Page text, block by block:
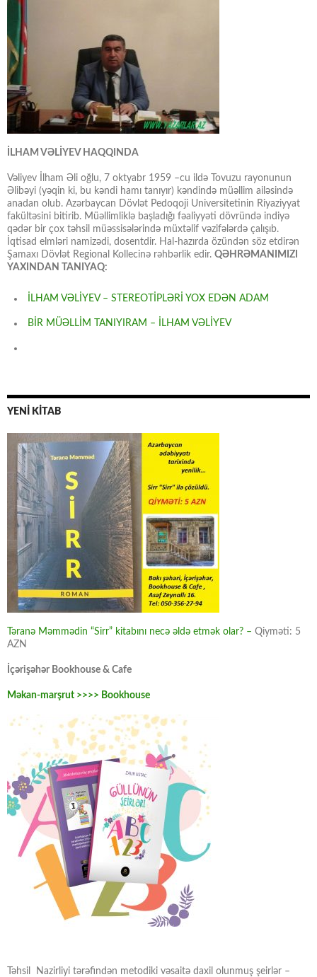
İLHAM VƏLİYEV HAQQINDA
Vəliyev İlham Əli oğlu, 7 oktyabr 1959 –cu ildə Tovuzu rayonunun
Əlibəyi (yəqin ki, bu kəndi hamı tanıyır) kəndində müəllim ailəsində
anadan olub. Azərbaycan Dövlət Pedoqoji Universitetinin Riyaziyyat
fakültəsini bitirib. Müəllimliklə başladığı fəaliyyəti dövründə indiyə
qədər bir çox təhsil müəssisələrində müxtəlif vəzifələrdə çalışıb.
İqtisad elmləri namizədi, dosentdir. Hal-hazırda özündən söz etdirən
Şamaxı Dövlət Regional Kollecinə rəhbərlik edir. QƏHRƏMANIMIZI
YAXINDAN TANIYAQ:
İLHAM VƏLİYEV – STEREOTİPLƏRİ YOX EDƏN ADAM
BİR MÜƏLLİM TANIYIRAM – İLHAM VƏLİYEV
YENİ KİTAB
Təranə Məmmədin “Sirr” kitabını necə əldə etmək olar? – Qiyməti: 5
AZN
İçərişəhər Bookhouse & Cafe
Məkan-marşrut >>>> Bookhouse
Təhsil Nazirliyi tərəfindən metodiki vəsaitə daxil olunmuş şeirlər –